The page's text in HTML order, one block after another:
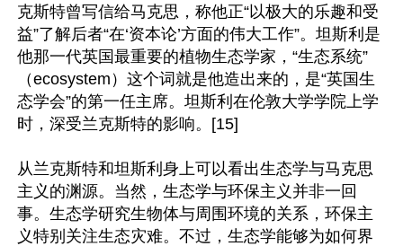
克斯特曾写信给马克思，称他正“以极大的乐趣和受
益”了解后者“在‘资本论’方面的伟大工作”。坦斯利是
他那一代英国最重要的植物生态学家，“生态系统”
（ecosystem）这个词就是他造出来的，是“英国生
态学会”的第一任主席。坦斯利在伦敦大学学院上学
时，深受兰克斯特的影响。[15]
从兰克斯特和坦斯利身上可以看出生态学与马克思
主义的渊源。当然，生态学与环保主义并非一回
事。生态学研究生物体与周围环境的关系，环保主
义特别关注生态灾难。不过，生态学能够为如何界